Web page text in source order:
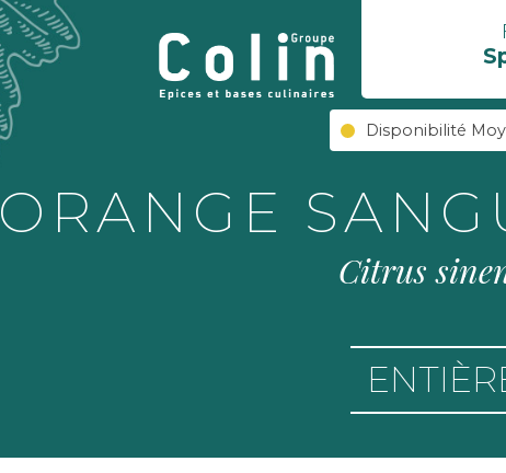
Disponibilité
ORANGE
Citrus